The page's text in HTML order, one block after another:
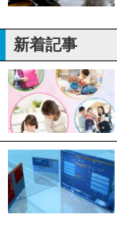
新着記事